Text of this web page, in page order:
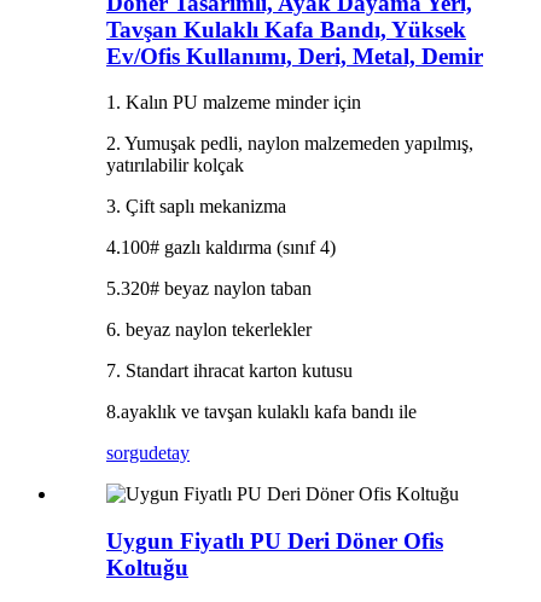
Tavşan Kulaklı Kafa Bandı, Yüksek
Ev/Ofis Kullanımı, Deri, Metal, Demir
1. Kalın PU malzeme minder için
2. Yumuşak pedli, naylon malzemeden yapılmış,
yatırılabilir kolçak
3. Çift saplı mekanizma
4.100# gazlı kaldırma (sınıf 4)
5.320# beyaz naylon taban
6. beyaz naylon tekerlekler
7. Standart ihracat karton kutusu
8.ayaklık ve tavşan kulaklı kafa bandı ile
sorgudetay
Uygun Fiyatlı PU Deri Döner Ofis
Koltuğu